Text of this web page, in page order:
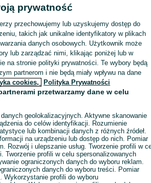
- Świętokrzyskie
Produkty rękodzielnicze - Krowia
Wyświetlenia:
Kup
prywatność
przechowujemy lub uzyskujemy dostęp do
takich jak unikalne identyfikatory w plikach
danych osobowych. Użytkownik może
lub zarządzać nimi, klikając poniżej lub w
na stronie polityki prywatności. Te wybory będą
partnerom i nie będą miały wpływu na dane
cookies, Polityka Prywatności
przetwarzamy dane w celu
danych geolokalizacyjnych. Aktywne skanowanie
do celów identyfikacji. Rozumienie
lub kombinacji danych z różnych źródeł.
na urządzeniu lub dostęp do nich. Pomiar
Rozwój i ulepszanie usług. Tworzenie profili w
Tworzenie profili w celu spersonalizowanych
ograniczonych danych do wyboru reklam.
danych do wyboru treści. Pomiar
Wykorzystanie profili do wyboru